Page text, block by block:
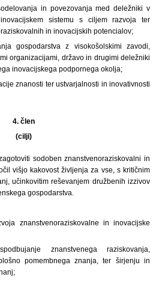
in povezovanja med deležniki v
sistemu s ciljem razvoja ter
in inovacijskih potencialov;
gospodarstva z visokošolskimi zavodi,
organizacijami, državo in drugimi deležniki
inovacijskega podpornega okolja;
znanosti ter ustvarjalnosti in inovativnosti
4. člen
(cilji)
sodoben znanstvenoraziskovalni in
višjo kakovost življenja za vse, s kritičnim
učinkovitim reševanjem družbenih izzivov
gospodarstva.
znanstvenoraziskovalne in inovacijske
znanstvenega raziskovanja,
pomembnega znanja, ter širjenju in